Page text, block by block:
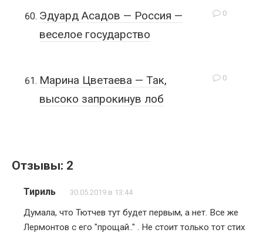
0
Эдуард Асадов — Россия —
веселое государство
0
Марина Цветаева — Так,
высоко запрокинув лоб
Отзывы: 2
Тириль 30.05.2019 в 13:44
Думала, что Тютчев тут будет первым, а нет. Все же
Лермонтов с его "прощай.." . Не стоит только тот стих